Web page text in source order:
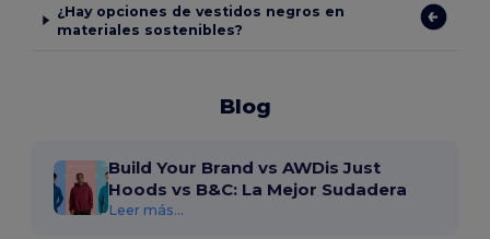
¿Hay opciones de vestidos negros en
materiales sostenibles?
Blog
Build Your Brand vs AWDis Just
Hoods vs B&C: La Mejor Sudadera
Leer más...